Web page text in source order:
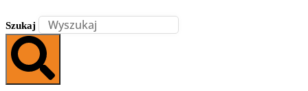
Szukaj